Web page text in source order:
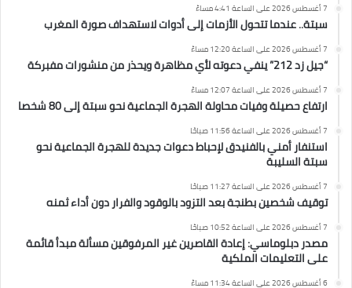
7 أغسطس 2026 على الساعة 4:41 مساءً
سبتة.. عندما تتحول الأزمات إلى أدوات لاستهداف صورة المغرب
7 أغسطس 2026 على الساعة 12:20 مساءً
“جيل زد 212” ينفي دعوته لأي مظاهرة ويحذر من منشورات مفبركة
7 أغسطس 2026 على الساعة 12:07 مساءً
ارتفاع حصيلة وفيات محاولة الهجرة الجماعية نحو سبتة إلى 80 شخصا
7 أغسطس 2026 على الساعة 11:56 صباحًا
استنفار أمني بالفنيدق لإحباط دعوات جديدة للهجرة الجماعية نحو
سبتة السليبة
7 أغسطس 2026 على الساعة 11:27 صباحًا
توقيف شخصين بطنجة بعد التزود بالوقود والفرار دون أداء ثمنه
7 أغسطس 2026 على الساعة 10:52 صباحًا
مصدر دبلوماسي: إعادة القاصرين غير المرفوقين مسألة مبدأ قائمة
على التعليمات الملكية
6 أغسطس 2026 على الساعة 11:34 مساءً